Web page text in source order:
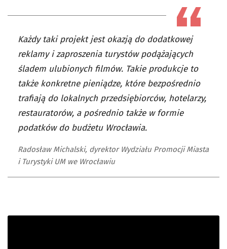
Każdy taki projekt jest okazją do dodatkowej
reklamy i zaproszenia turystów podążających
śladem ulubionych filmów. Takie produkcje to
także konkretne pieniądze, które bezpośrednio
trafiają do lokalnych przedsiębiorców, hotelarzy,
restauratorów, a pośrednio także w formie
podatków do budżetu Wrocławia.
Radosław Michalski, dyrektor Wydziału Promocji Miasta
i Turystyki UM we Wrocławiu